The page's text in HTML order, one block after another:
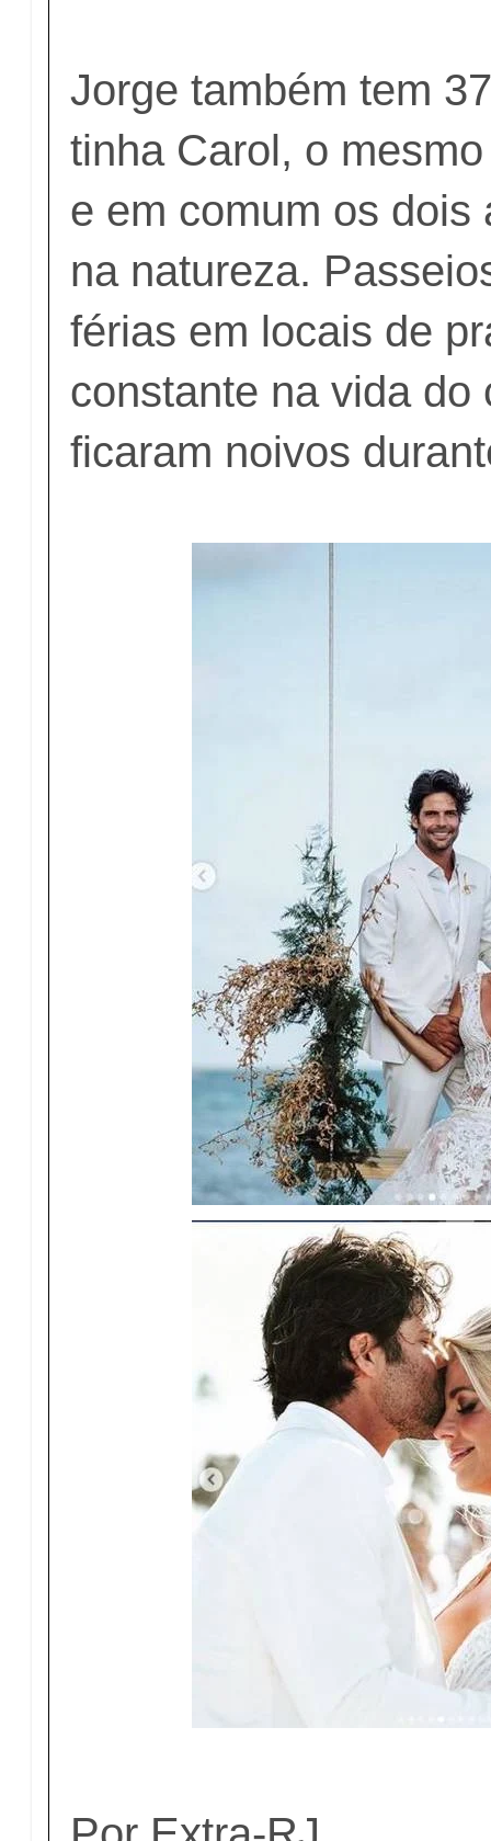
Jorge também tem
tinha Carol, o
e em comum os dois
na natureza.
férias em locais de
constante na vida do
ficaram noivos